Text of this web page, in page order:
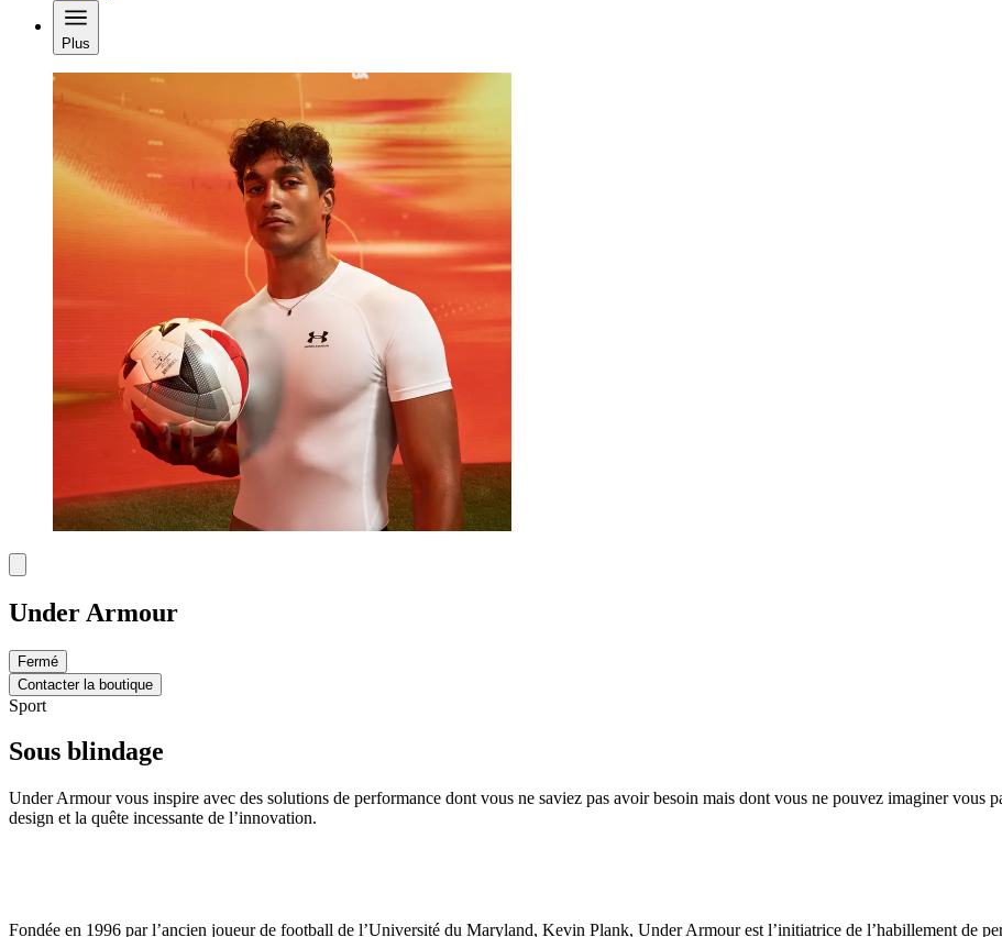
Plus
Under Armour
Fermé
Contacter la boutique
Sport
Sous blindage
Under Armour vous inspire avec des solutions de performance dont vous ne saviez pas avoir besoin mais dont vous ne pouvez imaginer vous
design et la quête incessante de l’innovation.
Fondée en 1996 par l’ancien joueur de football de l’Université du Maryland, Kevin Plank, Under Armour est l’initiatrice de l’habillement de